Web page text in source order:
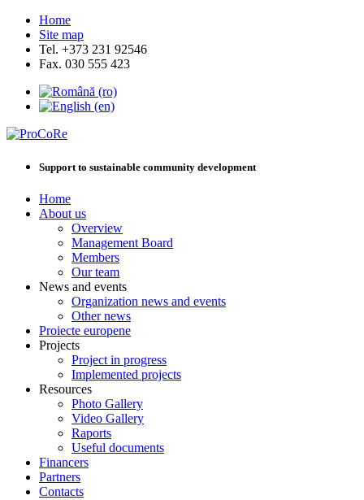
Home
Site map
Tel. +373 231 92546
Fax. 030 555 423
Support to sustainable community development
Home
About us
Overview
Management Board
Members
Our team
News and events
Organization news and events
Other news
Proiecte europene
Projects
Project in progress
Implemented projects
Resources
Photo Gallery
Video Gallery
Raports
Useful documents
Financers
Partners
Contacts